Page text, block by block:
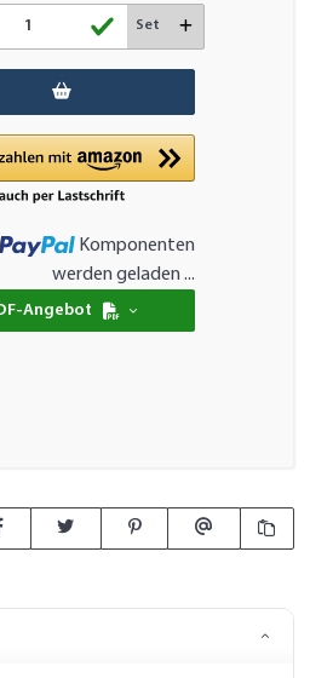
Set
Komponenten
werden geladen ...
Angebot